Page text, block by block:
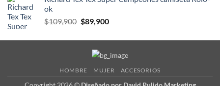
era:
es:
ok
$109,900 El
original
era:
$109,900.
$89,900El
actual
es:
$89,900.
HOMBRE MUJER ACCESORIOS